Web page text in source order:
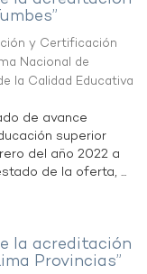
y Certificación
Nacional de
la Calidad Educativa
de avance
superior
del año 2022 a
de la oferta, ...
la acreditación
Provincias”